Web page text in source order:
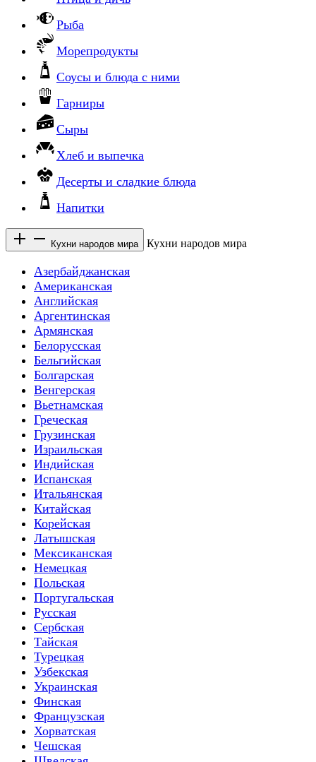
Рыба
Морепродукты
Соусы и блюда с ними
Гарниры
Сыры
Хлеб и выпечка
Десерты и сладкие блюда
Напитки
Кухни народов мира Кухни народов мира
Азербайджанская
Американская
Английская
Аргентинская
Армянская
Белорусская
Бельгийская
Болгарская
Венгерская
Вьетнамская
Греческая
Грузинская
Израильская
Индийская
Испанская
Итальянская
Китайская
Корейская
Латышская
Мексиканская
Немецкая
Польская
Португальская
Русская
Сербская
Тайская
Турецкая
Узбекская
Украинская
Финская
Французская
Хорватская
Чешская